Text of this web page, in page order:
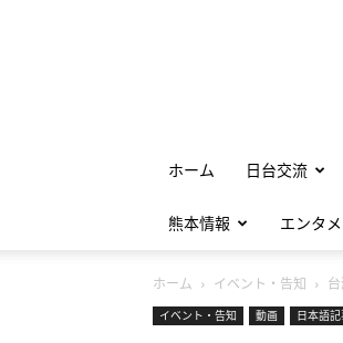
ホーム 日台交流
熊本情報 エンタ
ホーム イベント・告知
イベント・告知 動画 日本語